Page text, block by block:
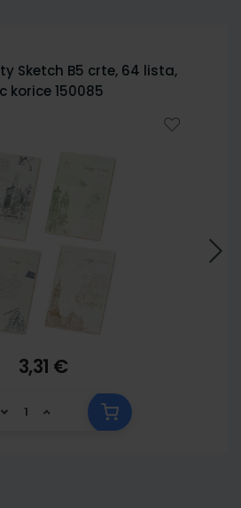
Sketch B5 crte, 64 lista,
korice 150085
3,31 €